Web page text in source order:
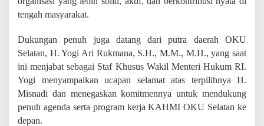
a
r
o
n
g
O
r
g
a
tengah masyarakat.
Dukungan penuh juga datang dari putra daerah OKU
Selatan, H. Yogi Ari Rukmana, S.H., M.M., M.H., yang saat
ini menjabat sebagai Staf Khusus Wakil Menteri Hukum RI.
Yogi menyampaikan ucapan selamat atas terpilihnya H.
Misnadi dan menegaskan komitmennya untuk mendukung
penuh agenda serta program kerja KAHMI OKU Selatan ke
depan.